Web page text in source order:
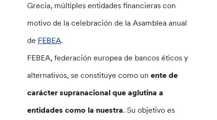
Grecia, múltiples entidades financieras con
motivo de la celebración de la Asamblea anual
de FEBEA.
FEBEA, federación europea de bancos éticos y
alternativos, se constituye como unente de
carácter supranacional que aglutina a
entidades como la nuestra. Su objetivo es